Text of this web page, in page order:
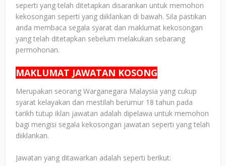
seperti yang telah ditetapkan disarankan untuk memohon
kekosongan seperti yang diiklankan di bawah. Sila pastikan
anda membaca segala syarat dan maklumat kekosongan
yang telah ditetapkan sebelum melakukan sebarang
permohonan.
MAKLUMAT JAWATAN KOSONG
Merupakan seorang Warganegara Malaysia yang cukup
syarat kelayakan dan mestilah berumur 18 tahun pada
tarikh tutup iklan jawatan adalah dipelawa untuk memohon
bagi mengisi segala kekosongan jawatan seperti yang telah
diiklankan.
Jawatan yang ditawarkan adalah seperti berikut: